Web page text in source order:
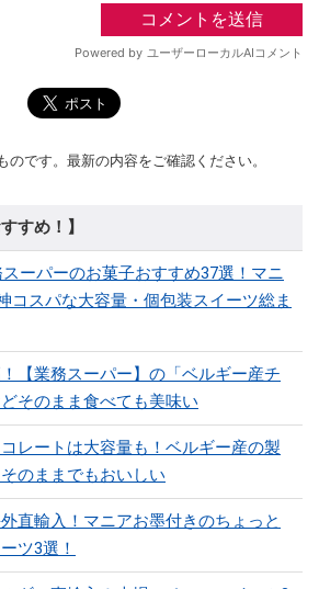
です。最新の内容をご確認ください。
すめ！】
スーパーのお菓子おすすめ37選！マニ
コスパな大容量・個包装スイーツ総ま
【業務スーパー】の「ベルギー産チ
そのまま食べても美味い
レートは大容量も！ベルギー産の製
のままでもおいしい
直輸入！マニアお墨付きのちょっと
ツ3選！